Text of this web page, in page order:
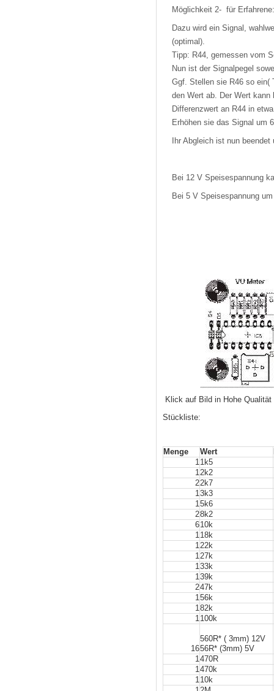
Möglichkeit 2- für Erfahrene:
Dazu wird ein Signal,
(optimal).
Tipp: R44, gemessen vom
Nun ist der Signalpegel
Ggf. Stellen sie R46 so ein(
den Wert ab. Der Wert
Differenzwert an R44 in
Erhöhen sie das Signal um
Ihr Abgleich ist nun
Bei 12 V Speisespannung
Bei 5 V Speisespannung
Klick auf Bild in Hohe Qualität
Stückliste:
Menge Wert
11k5
12k2
22k7
13k3
15k6
28k2
610k
118k
122k
127k
133k
139k
247k
156k
182k
1100k
16
560R* ( 3mm) 12V
56R* (3mm) 5V
1470R
1470k
110k